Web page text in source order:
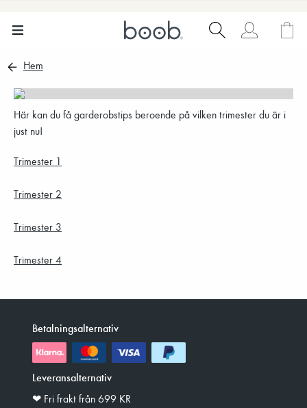
Hem
Här kan du få garderobstips beroende på vilken trimester du är i
just nu!
Trimester 1
Trimester 2
Trimester 3
Trimester 4
Betalningsalternativ
Leveransalternativ
❤︎ Fri frakt från 699 KR